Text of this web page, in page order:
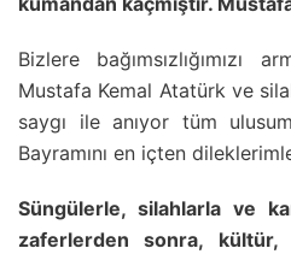
Bizlere bağımsızlığımızı
Mustafa Kemal Atatürk ve
saygı ile anıyor tüm
Bayramını en içten
Süngülerle, silahlarla ve
zaferlerden sonra,